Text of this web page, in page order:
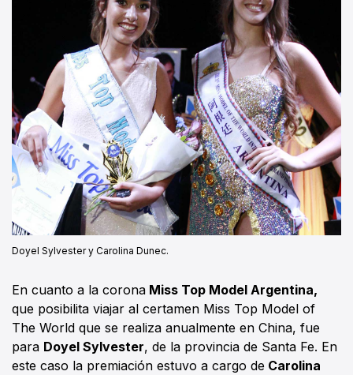
Doyel Sylvester y Carolina Dunec.
En cuanto a la corona Miss Top Model Argentina,
que posibilita viajar al certamen Miss Top Model of
The World que se realiza anualmente en China, fue
para Doyel Sylvester, de la provincia de Santa Fe. En
este caso la premiación estuvo a cargo de Carolina